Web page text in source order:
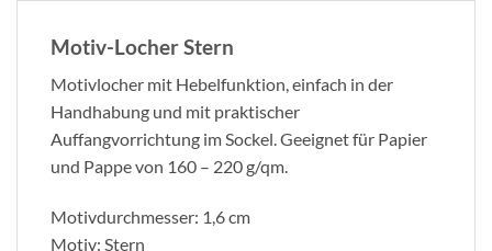
Motiv-Locher Stern
Motivlocher mit Hebelfunktion, einfach in der
Handhabung und mit praktischer
Auffangvorrichtung im Sockel. Geeignet für Papier
und Pappe von 160 – 220 g/qm.
Motivdurchmesser: 1,6 cm
Motiv: Stern